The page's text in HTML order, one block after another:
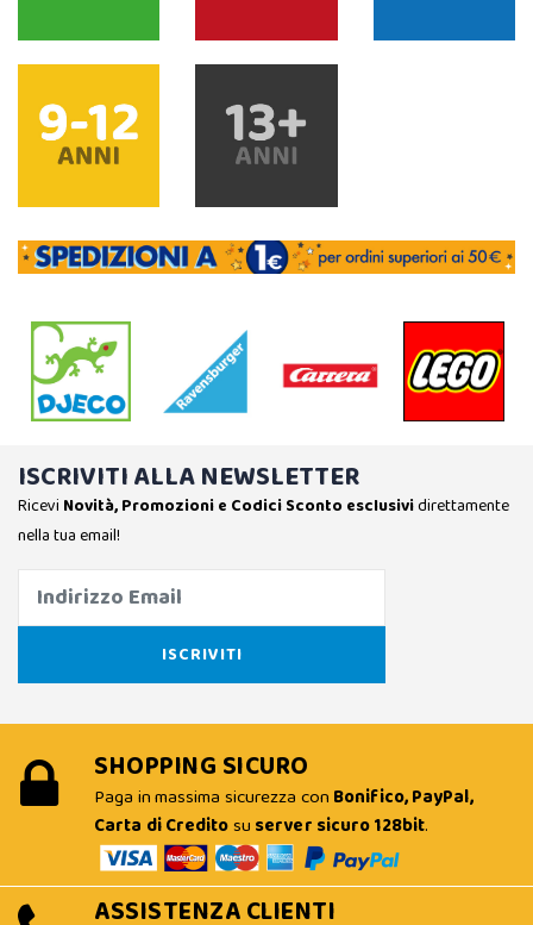
ISCRIVITI ALLA NEWSLETTER
Ricevi Novità, Promozioni e Codici Sconto esclusividirettamente
nella tua email!
SHOPPING SICURO
Paga in massima sicurezza con Bonifico, PayPal,
Carta di Creditosu server sicuro 128bit.
ASSISTENZA CLIENTI